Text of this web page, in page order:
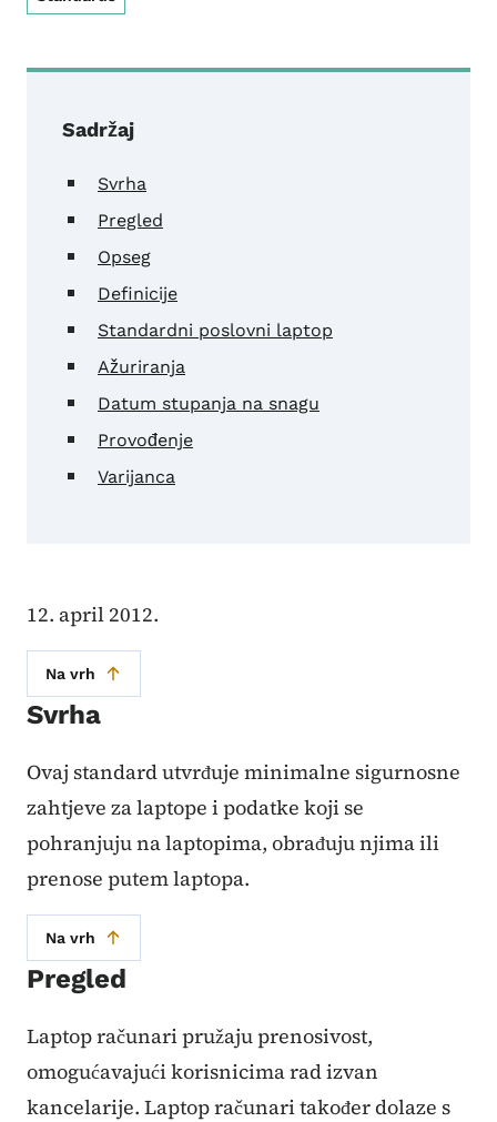
Sadržaj
Svrha
Pregled
Opseg
Definicije
Standardni poslovni laptop
Ažuriranja
Datum stupanja na snagu
Provođenje
Varijanca
12. april 2012.
Na vrh
Svrha
Ovaj standard utvrđuje minimalne sigurnosne
zahtjeve za laptope i podatke koji se
pohranjuju na laptopima, obrađuju njima ili
prenose putem laptopa.
Na vrh
Pregled
Laptop računari pružaju prenosivost,
omogućavajući korisnicima rad izvan
kancelarije. Laptop računari također dolaze s